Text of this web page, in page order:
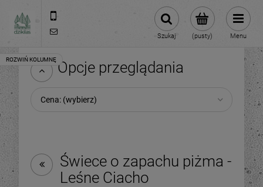
(pusty)
Szukaj Menu
Opcje przeglądania
Cena: (wybierz)
Świece o zapachu piżma -
Leśne Ciacho